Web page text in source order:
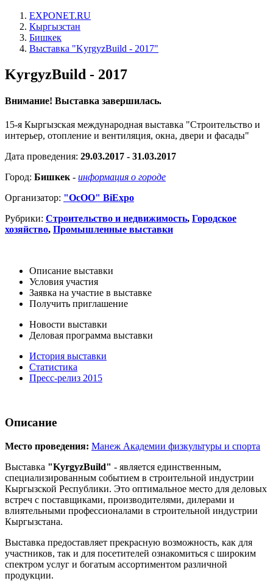
EXPONET.RU
Кыргызстан
Бишкек
Выставка "KyrgyzBuild - 2017"
KyrgyzBuild - 2017
Внимание! Выставка завершилась.
15-я Кыргызская международная выставка "Строительство и
интерьер, отопление и вентиляция, окна, двери и фасады"
Дата проведения: 29.03.2017 - 31.03.2017
Город: Бишкек - информация о городе
Организатор: "ОсОО" BiExpo
Рубрики: Строительство и недвижимость, Городское
хозяйство, Промышленные выставки
Описание выставки
Условия участия
Заявка на участие в выставке
Получить приглашение
Новости выставки
Деловая программа выставки
История выставки
Статистика
Пресс-релиз 2015
Описание
Место проведения: Манеж Академии физкультуры и спорта
Выставка "KyrgyzBuild" - является единственным,
специализированным событием в строительной индустрии
Кыргызской Республики. Это оптимальное место для деловых
встреч с поставщиками, производителями, дилерами и
влиятельными профессионалами в строительной индустрии
Кыргызстана.
Выставка предоставляет прекрасную возможность, как для
участников, так и для посетителей ознакомиться с широким
спектром услуг и богатым ассортиментом различной
продукции.